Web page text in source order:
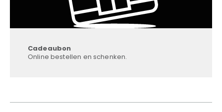
Cadeaubon
Online bestellen en schenken.